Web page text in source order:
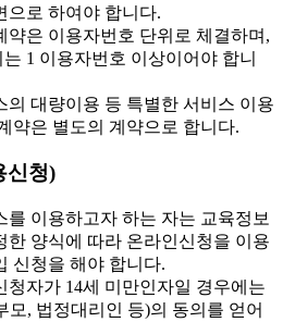
으로 하여야 합니다.
은 이용자번호 단위로 체결하며,
1 이용자번호 이상이어야 합니
대량이용 등 특별한 서비스 이용
약은 별도의 계약으로 합니다.
신청)
이용하고자 하는 자는 교육정보
한 양식에 따라 온라인신청을 이용
신청을 해야 합니다.
자가 14세 미만인자일 경우에는
모, 법정대리인 등)의 동의를 얻어